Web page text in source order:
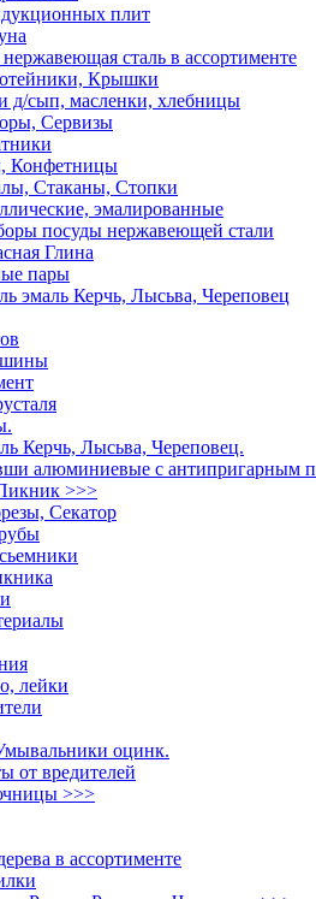
плит
сталь в ассортименте
Крышки
д/сып, масленки, хлебницы
Сервизы
Конфетницы
Стаканы, Стопки
эмалированные
посуды нержавеющей стали
Глина
пары
эмаль Керчь, Лысьва, Череповец
Керчь, Лысьва, Череповец.
алюминиевые с антипригарным
>>>
Секатор
лейки
оцинк.
от вредителей
>>>
в ассортименте